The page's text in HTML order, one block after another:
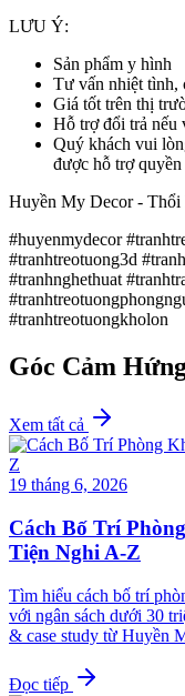
LƯU Ý:
Sản phẩm y hình
Tư vấn nhiệt tình,
Giá tốt trên thị
Hỗ trợ đổi trả nếu
Quý khách vui
được hỗ trợ quyền
Huyền My Decor - Thổi
#huyenmydecor
#tranhtreotuong3d
#tranhnghethuat
#tranhtreotuongkholon
Góc Cảm
Xem tất cả
19 tháng 6, 2026
Cách Bố Trí
Tiện Nghi A-Z
Tìm hiểu cách bố trí
với ngân sách dưới 30
& case study từ Huyền
Đọc tiếp